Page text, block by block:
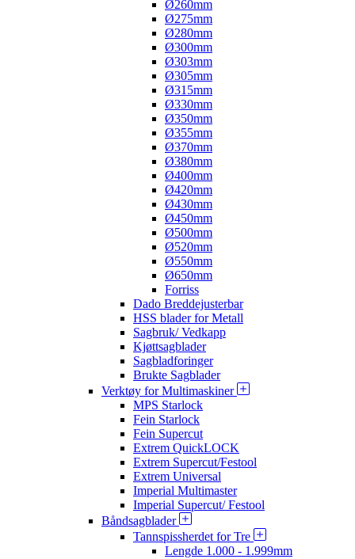
Ø260mm
Ø275mm
Ø280mm
Ø300mm
Ø303mm
Ø305mm
Ø315mm
Ø330mm
Ø350mm
Ø355mm
Ø370mm
Ø380mm
Ø400mm
Ø420mm
Ø430mm
Ø450mm
Ø500mm
Ø520mm
Ø550mm
Ø650mm
Forriss
Dado Breddejusterbar
HSS blader for Metall
Sagbruk/ Vedkapp
Kjøttsagblader
Sagbladforinger
Brukte Sagblader
Verktøy for Multimaskiner
MPS Starlock
Fein Starlock
Fein Supercut
Extrem QuickLOCK
Extrem Supercut/Festool
Extrem Universal
Imperial Multimaster
Imperial Supercut/ Festool
Båndsagblader
Tannspissherdet for Tre
Lengde 1.000 - 1.999mm